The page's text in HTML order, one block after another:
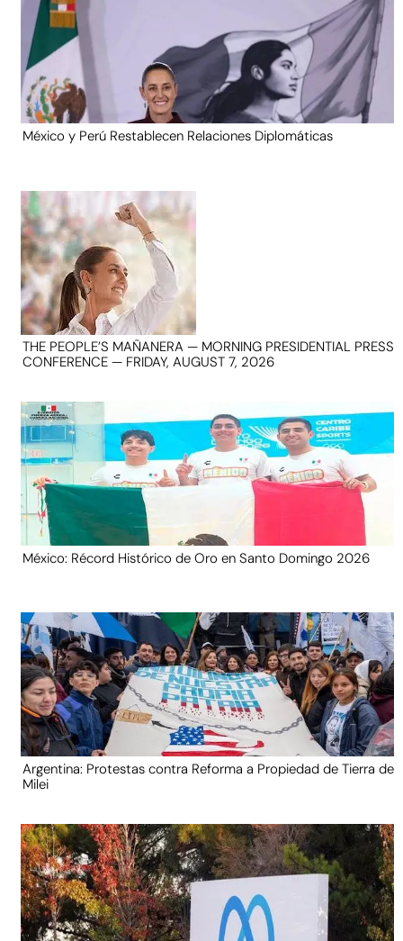
México y Perú Restablecen Relaciones Diplomáticas
THE PEOPLE’S MAÑANERA — MORNING PRESIDENTIAL PRESS
CONFERENCE — FRIDAY, AUGUST 7, 2026
México: Récord Histórico de Oro en Santo Domingo 2026
Argentina: Protestas contra Reforma a Propiedad de Tierra de
Milei